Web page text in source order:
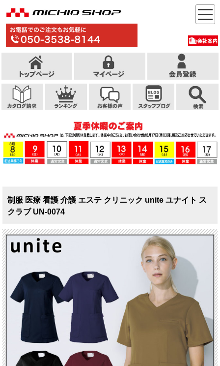
制服 医療 看護 介護 エステ クリニック unite ユナイト ス
クラブ UN-0074